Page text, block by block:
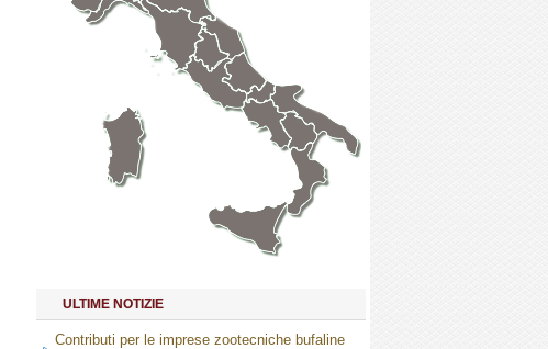
Abruzzo
Basilicata
Emilia Romagna
Giulia
Lombardia
Marche
Molise
Piemonte
Puglia
Adige
Umbria
ULTIME NOTIZIE
Contributi per le imprese zootecniche bufaline